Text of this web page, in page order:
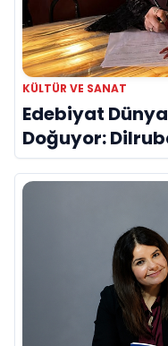
KÜLTÜR VE SANAT
Edebiyat
Doğuyor:
Evreni